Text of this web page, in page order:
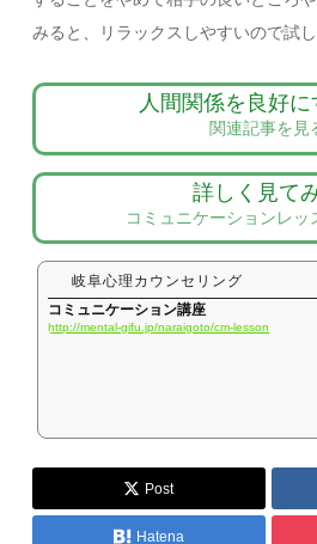
みると、リラックスしやすいので試
人間関係を良好
関連記事を見
詳しく見て
コミュニケーションレッ
岐阜心理カウンセリング
コミュニケーション講座
http://mental-gifu.jp/naraigoto/cm-lesson
Post
Hatena